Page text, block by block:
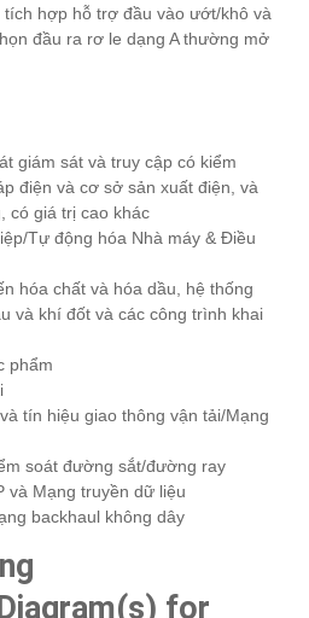
tích hợp hỗ trợ đầu vào ướt/khô và
đầu ra rơ le dạng A thường mở
giám sát và truy cập có kiểm
điện và cơ sở sản xuất điện, và
có giá trị cao khác
Tự động hóa Nhà máy & Điều
hóa chất và hóa dầu, hệ thống
và khí đốt và các công trình khai
phẩm
tín hiệu giao thông vận tải/Mạng
soát đường sắt/đường ray
và Mạng truyền dữ liệu
backhaul không dây